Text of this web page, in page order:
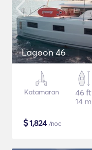
Lagoon 46
Katamaran
46 ft
14 m
$1,824/noc